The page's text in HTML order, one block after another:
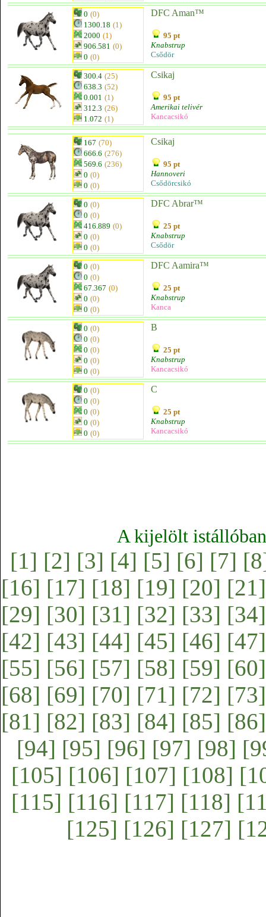
0 (0)
1300.18 (1)
2000 (1)
906.581 (0)
0 (0)
DFC Aman™
95 pt
Knabstrup
Csődör
300.4 (25)
638.3 (52)
0.001 (1)
312.3 (26)
1.072 (1)
Csikaj
95 pt
Amerikai telivér
Kancacsikó
167 (70)
666.6 (276)
569.6 (236)
0 (0)
0 (0)
Csikaj
95 pt
Hannoveri
Csődörcsikó
0 (0)
0 (0)
416.889 (0)
0 (0)
0 (0)
DFC Abrar™
25 pt
Knabstrup
Csődör
0 (0)
0 (0)
67.367 (0)
0 (0)
0 (0)
DFC Aamira™
25 pt
Knabstrup
Kanca
0 (0)
0 (0)
0 (0)
0 (0)
0 (0)
B
25 pt
Knabstrup
Kancacsikó
0 (0)
0 (0)
0 (0)
0 (0)
0 (0)
C
25 pt
Knabstrup
Kancacsikó
A kijelölt
[1] [2] [3] [4] [5] [6] [7]
[16] [17] [18] [19] [20] [21]
[29] [30] [31] [32] [33] [34]
[42] [43] [44] [45] [46] [47]
[55] [56] [57] [58] [59] [60]
[68] [69] [70] [71] [72] [73]
[81] [82] [83] [84] [85] [86]
[94] [95] [96] [97] [98]
[105] [106] [107] [108]
[115] [116] [117] [118]
[125] [126] [127]